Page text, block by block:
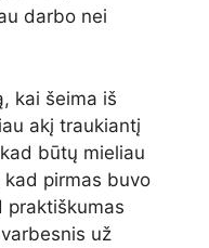
darbo nei
kai šeima iš
akį traukiantį
būtų mieliau
pirmas buvo
praktiškumas
už